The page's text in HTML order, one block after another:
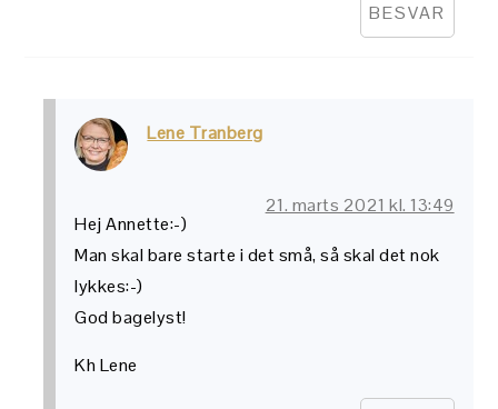
BESVAR
Lene Tranberg
21. marts 2021 kl. 13:49
Hej Annette:-)
Man skal bare starte i det små, så skal det nok
lykkes:-)
God bagelyst!
Kh Lene